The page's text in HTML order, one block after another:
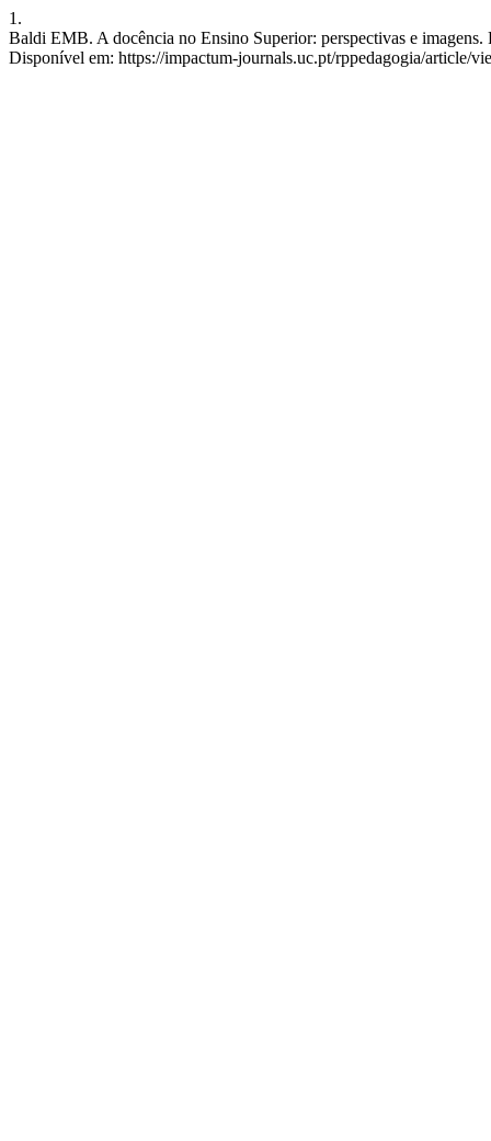
1.
Baldi EMB. A docência no Ensino Superior: perspectivas e
Disponível em: https://impactum-journals.uc.pt/rppedagogia/article/